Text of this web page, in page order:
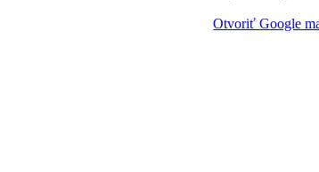
Otvoriť Google